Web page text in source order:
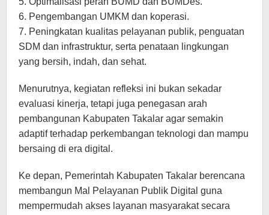
6. Pengembangan UMKM dan koperasi.
7. Peningkatan kualitas pelayanan publik, penguatan
SDM dan infrastruktur, serta penataan lingkungan
yang bersih, indah, dan sehat.
Menurutnya, kegiatan refleksi ini bukan sekadar
evaluasi kinerja, tetapi juga penegasan arah
pembangunan Kabupaten Takalar agar semakin
adaptif terhadap perkembangan teknologi dan mampu
bersaing di era digital.
Ke depan, Pemerintah Kabupaten Takalar berencana
membangun Mal Pelayanan Publik Digital guna
mempermudah akses layanan masyarakat secara